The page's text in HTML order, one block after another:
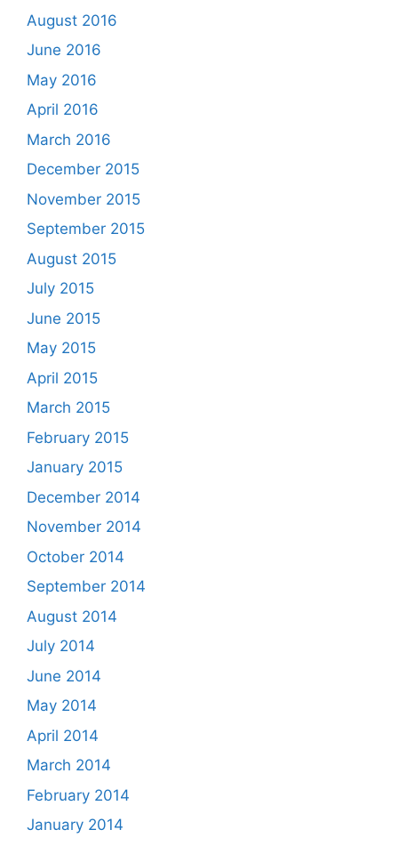
August 2016
June 2016
May 2016
April 2016
March 2016
December 2015
November 2015
September 2015
August 2015
July 2015
June 2015
May 2015
April 2015
March 2015
February 2015
January 2015
December 2014
November 2014
October 2014
September 2014
August 2014
July 2014
June 2014
May 2014
April 2014
March 2014
February 2014
January 2014